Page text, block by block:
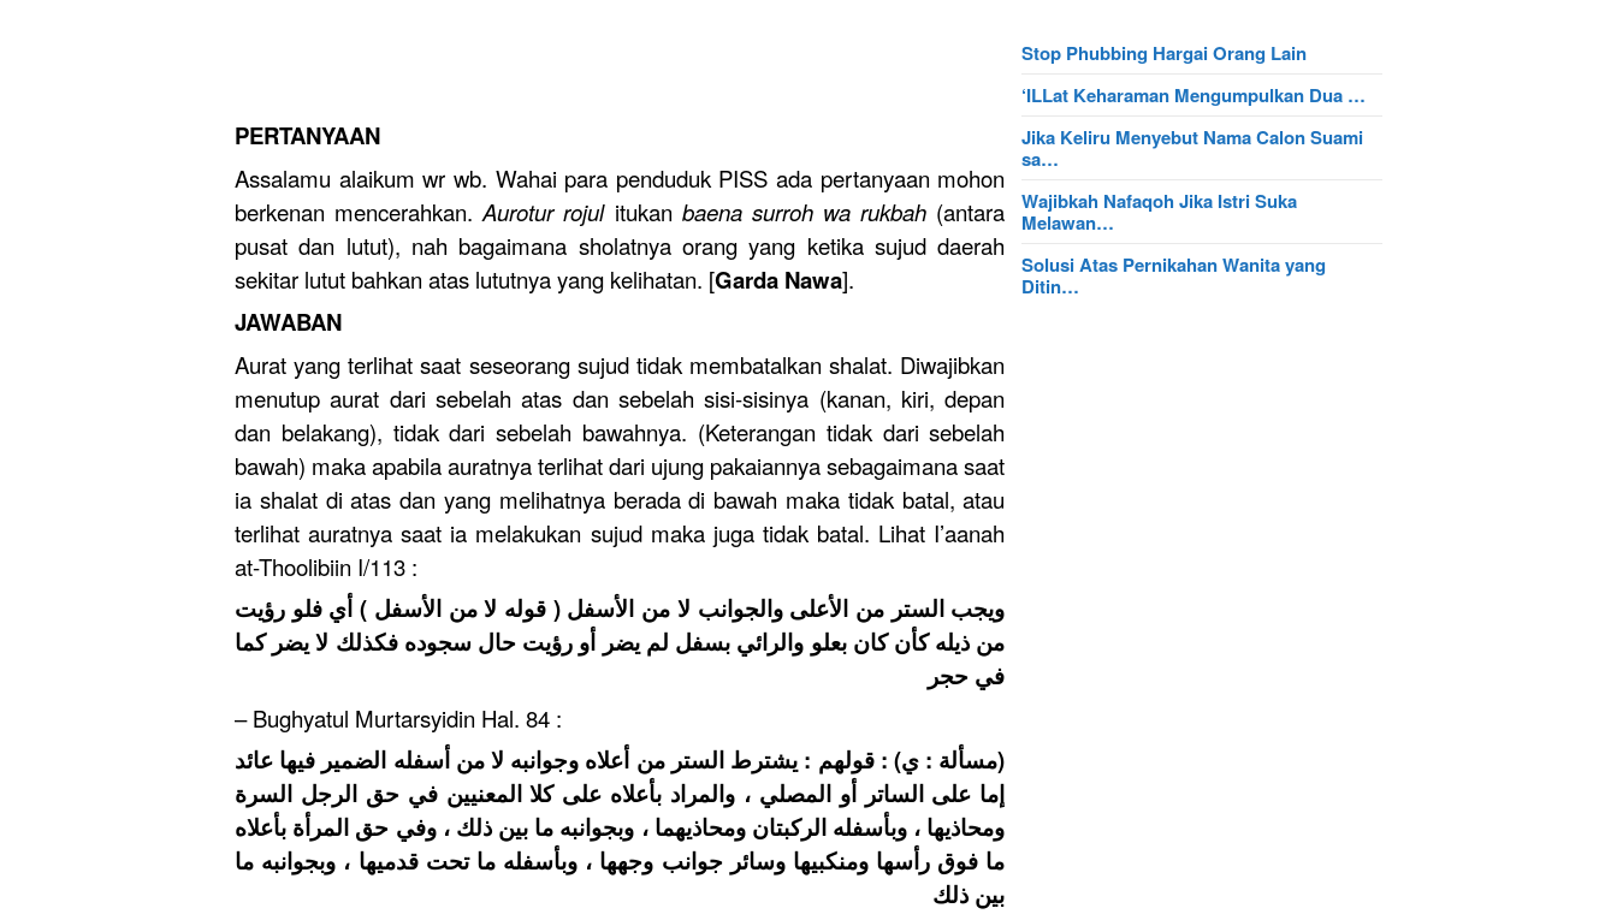
PERTANYAAN
Assalamu alaikum wr wb. Wahai para penduduk PISS ada pertanyaan mohon
berkenan mencerahkan.Aurotur rojulitukan baena surroh wa rukbah (antara
pusat dan lutut), nah bagaimana sholatnya orang yang ketika sujud daerah
sekitar lutut bahkan atas lututnya yang kelihatan. [Garda Nawa].
JAWABAN
Aurat yang terlihat saat seseorang sujud tidak membatalkan shalat. Diwajibkan
menutup aurat dari sebelah atas dan sebelah sisi-sisinya (kanan, kiri, depan
dan belakang), tidak dari sebelah bawahnya. (Keterangan tidak dari sebelah
bawah) maka apabila auratnya terlihat dari ujung pakaiannya sebagaimana saat
ia shalat di atas dan yang melihatnya berada di bawah maka tidak batal, atau
terlihat auratnya saat ia melakukan sujud maka juga tidak batal. Lihat I’aanah
at-Thoolibiin I/113 :
ويجب الستر من الأعلى والجوانب لا من الأسفل ( قوله لا من الأسفل ) أي فلو رؤيت
من ذيله كأن كان بعلو والرائي بسفل لم يضر أو رؤيت حال سجوده فكذلك لا يضر كما
في حجر
– Bughyatul Murtarsyidin Hal. 84 :
(مسألة : ي) : قولهم : يشترط الستر من أعلاه وجوانبه لا من أسفله الضمير فيها عائد
إما على الساتر أو المصلي ، والمراد بأعلاه على كلا المعنيين في حق الرجل السرة
ومحاذيها ، وبأسفله الركبتان ومحاذيهما ، وبجوانبه ما بين ذلك ، وفي حق المرأة بأعلاه
ما فوق رأسها ومنكبيها وسائر جوانب وجهها ، وبأسفله ما تحت قدميها ، وبجوانبه ما
بين ذلك
Stop Phubbing Hargai Orang Lain
‘ILLat Keharaman Mengumpulkan Dua …
Jika Keliru Menyebut Nama Calon Suami
sa…
Wajibkah Nafaqoh Jika Istri Suka
Melawan…
Solusi Atas Pernikahan Wanita yang
Ditin…